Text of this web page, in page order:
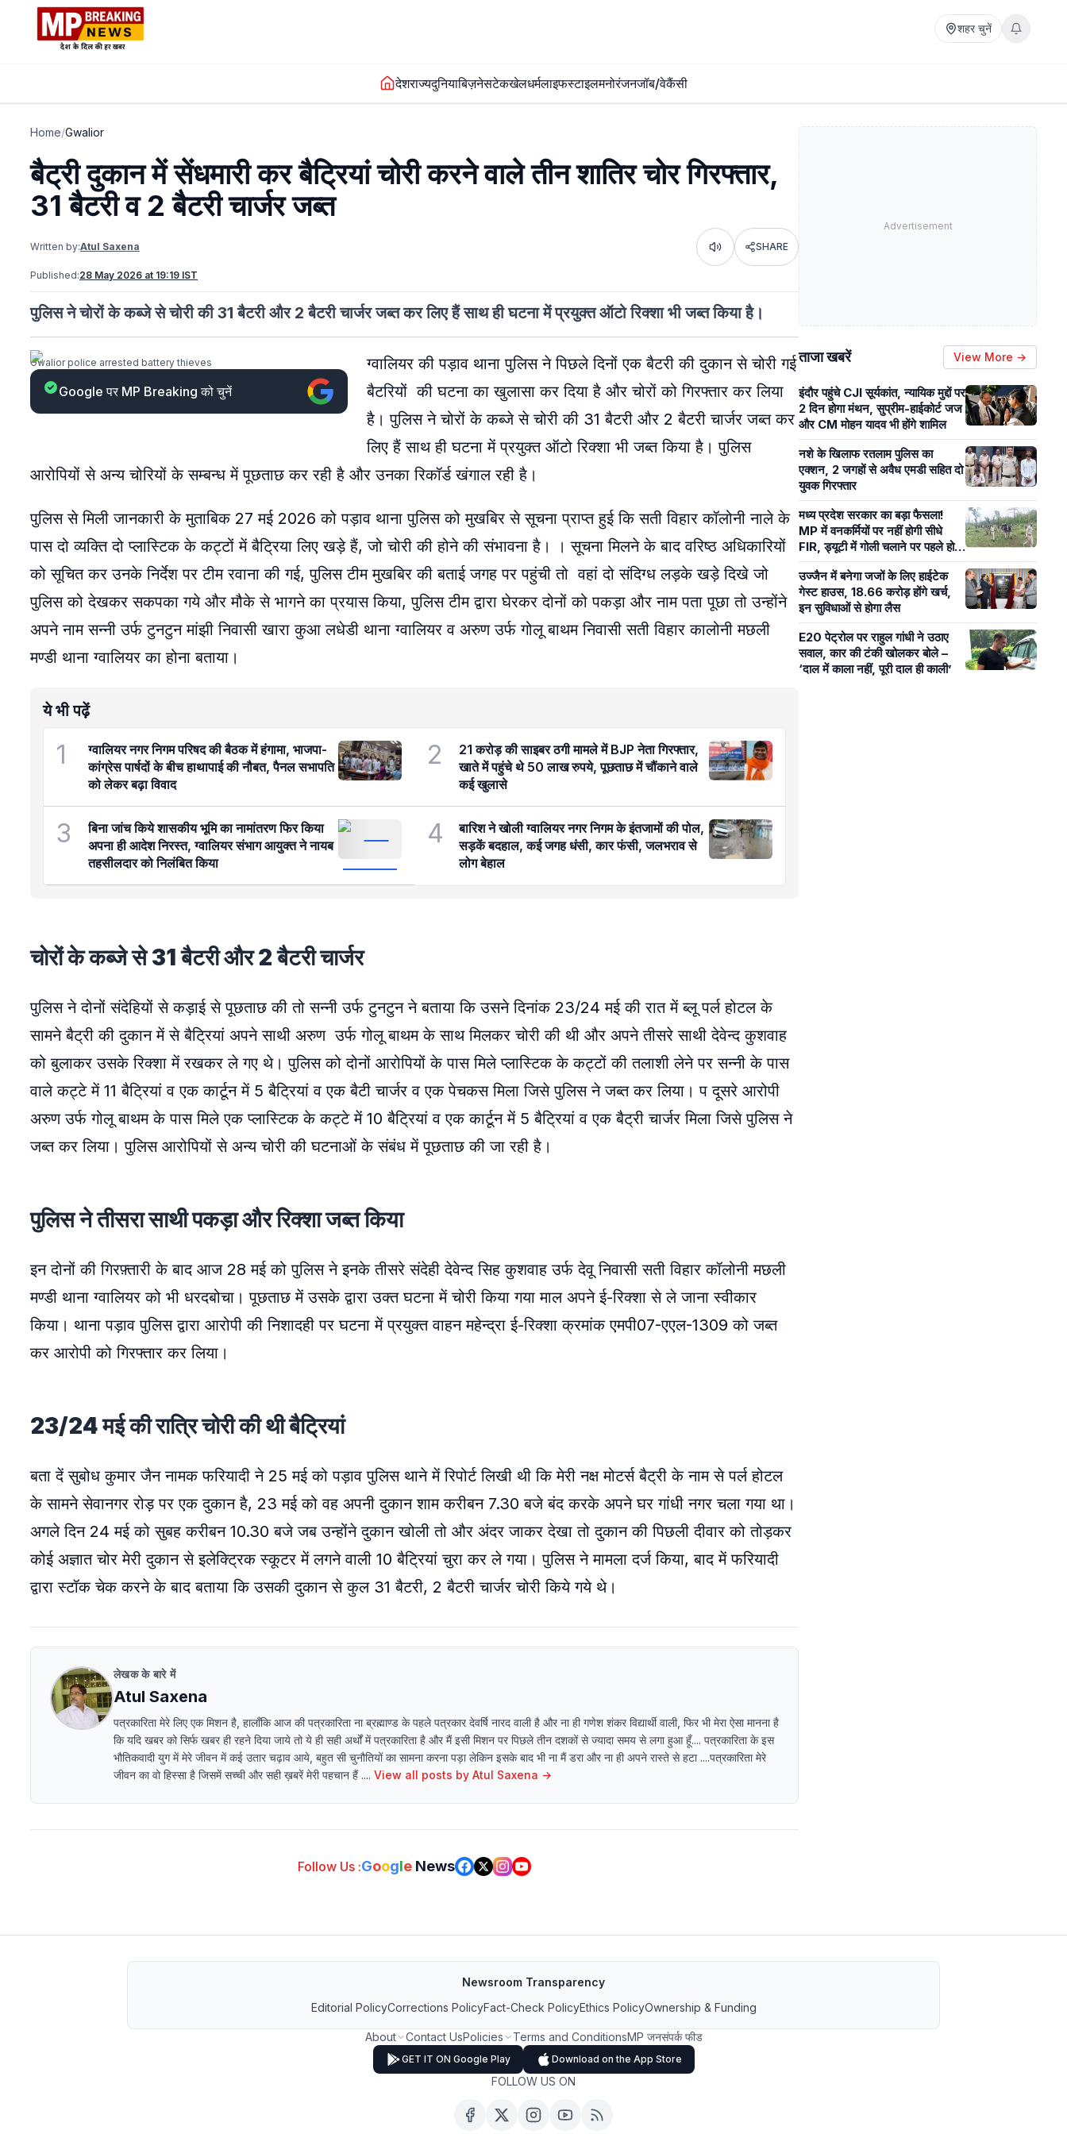
शहर चुनें
देशराज्यदुनियाबिज़नेसटेकखेलधर्मलाइफस्टाइलमनोरंजनजॉब/वेकैंसी
Home/Gwalior
बैट्री दुकान में सेंधमारी कर बैट्रियां चोरी करने वाले तीन शातिर चोर गिरफ्तार,
31 बैटरी व 2 बैटरी चार्जर जब्त
Written by:Atul Saxena Listen SHARE
Published:28 May 2026 at 19:19 IST
पुलिस ने चोरों के कब्जे से चोरी की 31 बैटरी और 2 बैटरी चार्जर जब्त कर लिए हैं साथ ही घटना में प्रयुक्त ऑटो रिक्शा भी जब्त किया है।
Gwalior police arrested battery thieves
Google पर MP Breaking को चुनें
ग्वालियर की पड़ाव थाना पुलिस ने पिछले दिनों एक बैटरी की दुकान से चोरी गई
बैटरियों की घटना का खुलासा कर दिया है और चोरों को गिरफ्तार कर लिया
है। पुलिस ने चोरों के कब्जे से चोरी की 31 बैटरी और 2 बैटरी चार्जर जब्त कर
लिए हैं साथ ही घटना में प्रयुक्त ऑटो रिक्शा भी जब्त किया है। पुलिस
आरोपियों से अन्य चोरियों के सम्बन्ध में पूछताछ कर रही है और उनका रिकॉर्ड खंगाल रही है।
पुलिस से मिली जानकारी के मुताबिक 27 मई 2026 को पड़ाव थाना पुलिस को मुखबिर से सूचना प्राप्त हुई कि सती विहार कॉलोनी नाले के
पास दो व्यक्ति दो प्लास्टिक के कट्टों में बैट्रिया लिए खड़े हैं, जो चोरी की होने की संभावना है। । सूचना मिलने के बाद वरिष्ठ अधिकारियों
को सूचित कर उनके निर्देश पर टीम रवाना की गई, पुलिस टीम मुखबिर की बताई जगह पर पहुंची तो वहां दो संदिग्ध लड़के खड़े दिखे जो
पुलिस को देखकर सकपका गये और मौके से भागने का प्रयास किया, पुलिस टीम द्वारा घेरकर दोनों को पकड़ा और नाम पता पूछा तो उन्होंने
अपने नाम सन्नी उर्फ टुनटुन मांझी निवासी खारा कुआ लधेडी थाना ग्वालियर व अरुण उर्फ गोलू बाथम निवासी सती विहार कालोनी मछली
मण्डी थाना ग्वालियर का होना बताया।
ये भी पढ़ें
1
ग्वालियर नगर निगम परिषद की बैठक में हंगामा, भाजपा-
कांग्रेस पार्षदों के बीच हाथापाई की नौबत, पैनल सभापति
को लेकर बढ़ा विवाद
2
21 करोड़ की साइबर ठगी मामले में BJP नेता गिरफ्तार,
खाते में पहुंचे थे 50 लाख रुपये, पूछताछ में चौंकाने वाले
कई खुलासे
3
बिना जांच किये शासकीय भूमि का नामांतरण फिर किया
अपना ही आदेश निरस्त, ग्वालियर संभाग आयुक्त ने नायब
तहसीलदार को निलंबित किया
4
बारिश ने खोली ग्वालियर नगर निगम के इंतजामों की पोल,
सड़कें बदहाल, कई जगह धंसी, कार फंसी, जलभराव से
लोग बेहाल
चोरों के कब्जे से 31 बैटरी और 2 बैटरी चार्जर
पुलिस ने दोनों संदेहियों से कड़ाई से पूछताछ की तो सन्नी उर्फ टुनटुन ने बताया कि उसने दिनांक 23/24 मई की रात में ब्लू पर्ल होटल के
सामने बैट्री की दुकान में से बैट्रियां अपने साथी अरुण उर्फ गोलू बाथम के साथ मिलकर चोरी की थी और अपने तीसरे साथी देवेन्द कुशवाह
को बुलाकर उसके रिक्शा में रखकर ले गए थे। पुलिस को दोनों आरोपियों के पास मिले प्लास्टिक के कट्टों की तलाशी लेने पर सन्नी के पास
वाले कट्टे में 11 बैट्रियां व एक कार्टून में 5 बैट्रियां व एक बैटी चार्जर व एक पेचकस मिला जिसे पुलिस ने जब्त कर लिया। प दूसरे आरोपी
अरुण उर्फ गोलू बाथम के पास मिले एक प्लास्टिक के कट्टे में 10 बैट्रियां व एक कार्टून में 5 बैट्रियां व एक बैट्री चार्जर मिला जिसे पुलिस ने
जब्त कर लिया। पुलिस आरोपियों से अन्य चोरी की घटनाओं के संबंध में पूछताछ की जा रही है।
पुलिस ने तीसरा साथी पकड़ा और रिक्शा जब्त किया
इन दोनों की गिरफ़्तारी के बाद आज 28 मई को पुलिस ने इनके तीसरे संदेही देवेन्द सिह कुशवाह उर्फ देवू निवासी सती विहार कॉलोनी मछली
मण्डी थाना ग्वालियर को भी धरदबोचा। पूछताछ में उसके द्वारा उक्त घटना में चोरी किया गया माल अपने ई-रिक्शा से ले जाना स्वीकार
किया। थाना पड़ाव पुलिस द्वारा आरोपी की निशादही पर घटना में प्रयुक्त वाहन महेन्द्रा ई-रिक्शा क्रमांक एमपी07-एएल-1309 को जब्त
कर आरोपी को गिरफ्तार कर लिया।
23/24 मई की रात्रि चोरी की थी बैट्रियां
बता दें सुबोध कुमार जैन नामक फरियादी ने 25 मई को पड़ाव पुलिस थाने में रिपोर्ट लिखी थी कि मेरी नक्ष मोटर्स बैट्री के नाम से पर्ल होटल
के सामने सेवानगर रोड़ पर एक दुकान है, 23 मई को वह अपनी दुकान शाम करीबन 7.30 बजे बंद करके अपने घर गांधी नगर चला गया था।
अगले दिन 24 मई को सुबह करीबन 10.30 बजे जब उन्होंने दुकान खोली तो और अंदर जाकर देखा तो दुकान की पिछली दीवार को तोड़कर
कोई अज्ञात चोर मेरी दुकान से इलेक्ट्रिक स्कूटर में लगने वाली 10 बैट्रियां चुरा कर ले गया। पुलिस ने मामला दर्ज किया, बाद में फरियादी
द्वारा स्टॉक चेक करने के बाद बताया कि उसकी दुकान से कुल 31 बैटरी, 2 बैटरी चार्जर चोरी किये गये थे।
लेखक के बारे में
Atul Saxena
पत्रकारिता मेरे लिए एक मिशन है, हालाँकि आज की पत्रकारिता ना ब्रह्माण्ड के पहले पत्रकार देवर्षि नारद वाली है और ना ही गणेश शंकर विद्यार्थी वाली, फिर भी मेरा ऐसा मानना है
कि यदि खबर को सिर्फ खबर ही रहने दिया जाये तो ये ही सही अर्थों में पत्रकारिता है और मैं इसी मिशन पर पिछले तीन दशकों से ज्यादा समय से लगा हुआ हूँ.... पत्रकारिता के इस
भौतिकवादी युग में मेरे जीवन में कई उतार चढ़ाव आये, बहुत सी चुनौतियों का सामना करना पड़ा लेकिन इसके बाद भी ना मैं डरा और ना ही अपने रास्ते से हटा ....पत्रकारिता मेरे
जीवन का वो हिस्सा है जिसमें सच्ची और सही ख़बरें मेरी पहचान हैं .... View all posts by Atul Saxena →
Follow Us :Google News
Advertisement
ताजा खबरें View More →
इंदौर पहुंचे CJI सूर्यकांत, न्यायिक मुद्दों पर
2 दिन होगा मंथन, सुप्रीम-हाईकोर्ट जज
और CM मोहन यादव भी होंगे शामिल
नशे के खिलाफ रतलाम पुलिस का
एक्शन, 2 जगहों से अवैध एमडी सहित दो
युवक गिरफ्तार
मध्य प्रदेश सरकार का बड़ा फैसला!
MP में वनकर्मियों पर नहीं होगी सीधे
FIR, ड्यूटी में गोली चलाने पर पहले होगी
मजिस्ट्रियल जांच
उज्जैन में बनेगा जजों के लिए हाईटेक
गेस्ट हाउस, 18.66 करोड़ होंगे खर्च,
इन सुविधाओं से होगा लैस
E20 पेट्रोल पर राहुल गांधी ने उठाए
सवाल, कार की टंकी खोलकर बोले –
‘दाल में काला नहीं, पूरी दाल ही काली’
Newsroom Transparency
Editorial PolicyCorrections PolicyFact-Check PolicyEthics PolicyOwnership & Funding
About Contact UsPolicies Terms and ConditionsMP जनसंपर्क फीड
GET IT ON Google Play Download on the App Store
FOLLOW US ON